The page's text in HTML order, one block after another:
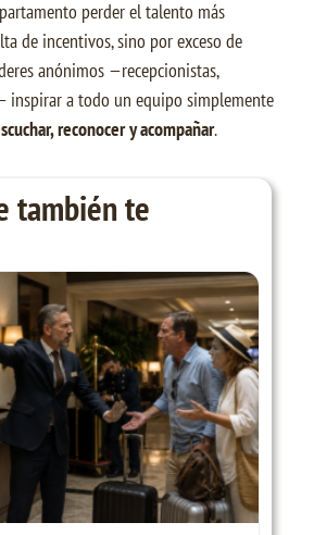
perder el talento más
de incentivos, sino por exceso de
anónimos —recepcionistas,
inspirar a todo un equipo simplemente
reconocer y acompañar.
también te